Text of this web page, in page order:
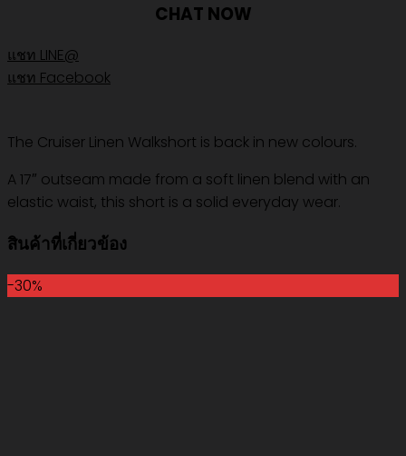
CHAT NOW
แชท LINE@
แชท Facebook
The Cruiser Linen Walkshort is back in new colours.
A 17″ outseam made from a soft linen blend with an
elastic waist, this short is a solid everyday wear.
สินค้าที่เกี่ยวข้อง
-30%